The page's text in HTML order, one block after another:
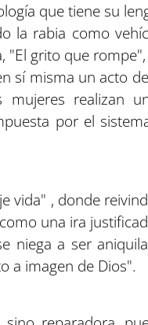
que tiene su
la rabia como
"El grito que
sí misma un acto
realizan
por el
vida" , donde
una ira
niega a ser
a imagen de Dios".